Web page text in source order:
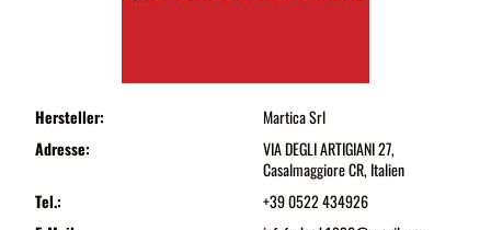
Hersteller:
Martica Srl
Adresse:
VIA DEGLI ARTIGIANI 27,
Casalmaggiore CR, Italien
Tel.:
+39 0522 434926